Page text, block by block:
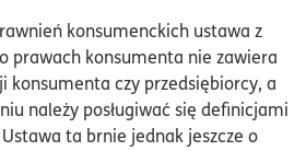
konsumenckich ustawa z
prawach konsumenta nie zawiera
konsumenta czy przedsiębiorcy, a
należy posługiwać się definicjami
ta brnie jednak jeszcze o